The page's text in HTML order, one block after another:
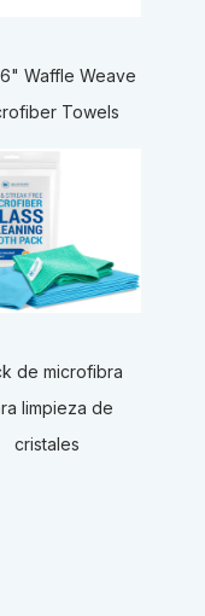
Waffle Weave
Towels
de microfibra
limpieza de
cristales